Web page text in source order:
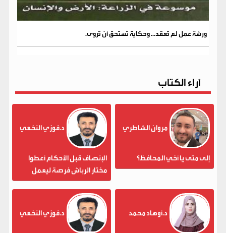
ورشة عمل لم تُعقد... وحكاية تستحق أن تُروى.
آراء الكتاب
مروان الشاطري
إلى متى يا أخي المحافظ؟
د.فوزي النخعي
الإنصاف قبل الأحكام أعطوا
مختار الرباش فرصة ليعمل
د.أوهاد محمد د.فوزي النخعي